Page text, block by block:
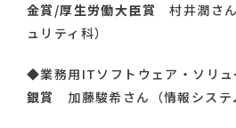
金賞/厚生労働大臣賞 村井潤さ
ュリティ科）
◆業務用ITソフトウェア・ソリュ
銀賞
加藤駿希さん（情報システ